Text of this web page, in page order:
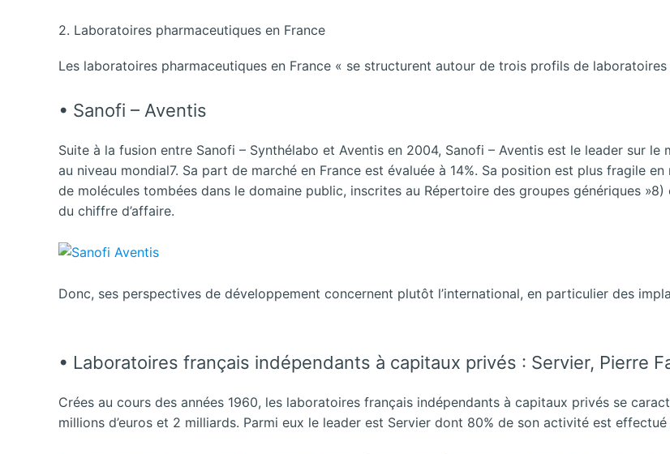
2. Laboratoires pharmaceutiques en France
Les laboratoires pharmaceutiques en France « se structurent autour de trois profils de laboratoires
• Sanofi – Aventis
Suite à la fusion entre Sanofi – Synthélabo et Aventis en 2004, Sanofi – Aventis est le leader sur
au niveau mondial7. Sa part de marché en France est évaluée à 14%. Sa position est plus fragile
de molécules tombées dans le domaine public, inscrites au Répertoire des groupes génériques
du chiffre d’affaire.
Donc, ses perspectives de développement concernent plutôt l’international, en particulier des
• Laboratoires français indépendants à capitaux privés : Servier, Pierre
Crées au cours des années 1960, les laboratoires français indépendants à capitaux privés se
millions d’euros et 2 milliards. Parmi eux le leader est Servier dont 80% de son activité est effectué